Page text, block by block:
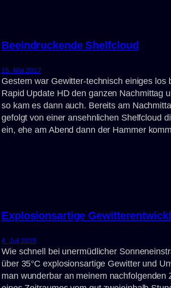
Beeindruckende Shelfcloud
15. Mai 2017
Gestern war Gewitter-technisch einiges los
Rapid Update HD den ganzen Nachmittag
so kam es dann auch. Bereits am
gefolgt von einer ansehnlichen Shelfcloud
ein, ehe am Abend dann der Hammer
Explosionsartige
4. Juli 2015
Wie schnell bei unermüdlicher
über 35°C explosionsartige Gewitter und
man wunderbar an meinem